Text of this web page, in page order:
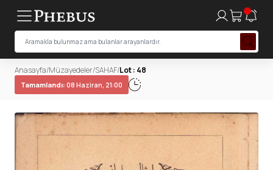
Anasayfa/Müzayedeler/SAHAF/Lot : 48
Tamamlandı: 08 Haziran, 21:00